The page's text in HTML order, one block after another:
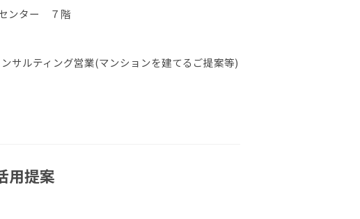
ンター ７階
サルティング営業(マンションを建てるご提案等)
用提案